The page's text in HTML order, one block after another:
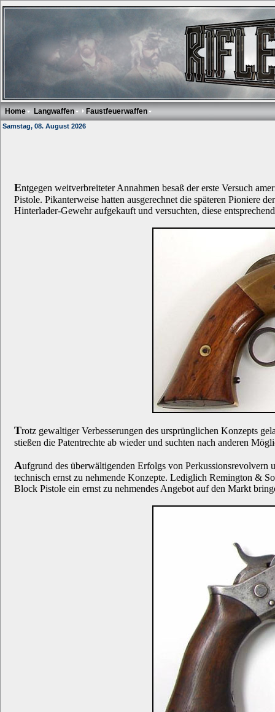
Home Langwaffen Faustfeuerwaffen
Samstag, 08. August 2026
Entgegen weitverbreiteter Annahmen besaß der erste Versuch
Pistole. Pikanterweise hatten ausgerechnet die späteren Pioniere
Hinterlader-Gewehr aufgekauft und versuchten, diese
Trotz gewaltiger Verbesserungen des ursprünglichen Konzepts
stießen die Patentrechte ab wieder und suchten nach anderen
Aufgrund des überwältigenden Erfolgs von
technisch ernst zu nehmende Konzepte. Lediglich Remington &
Block Pistole ein ernst zu nehmendes Angebot auf den Markt